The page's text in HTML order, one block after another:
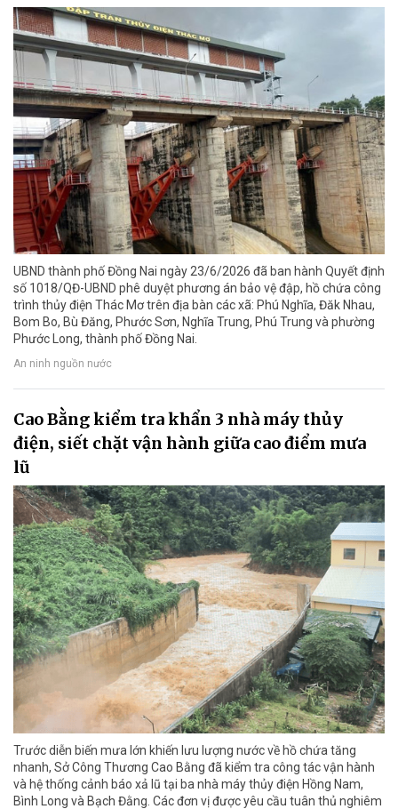
UBND thành phố Đồng Nai ngày 23/6/2026 đã ban hành Quyết định
số 1018/QĐ-UBND phê duyệt phương án bảo vệ đập, hồ chứa công
trình thủy điện Thác Mơ trên địa bàn các xã: Phú Nghĩa, Đăk Nhau,
Bom Bo, Bù Đăng, Phước Sơn, Nghĩa Trung, Phú Trung và phường
Phước Long, thành phố Đồng Nai.
An ninh nguồn nước
Cao Bằng kiểm tra khẩn 3 nhà máy thủy
điện, siết chặt vận hành giữa cao điểm mưa
lũ
Trước diễn biến mưa lớn khiến lưu lượng nước về hồ chứa tăng
nhanh, Sở Công Thương Cao Bằng đã kiểm tra công tác vận hành
và hệ thống cảnh báo xả lũ tại ba nhà máy thủy điện Hồng Nam,
Bình Long và Bạch Đằng. Các đơn vị được yêu cầu tuân thủ nghiêm